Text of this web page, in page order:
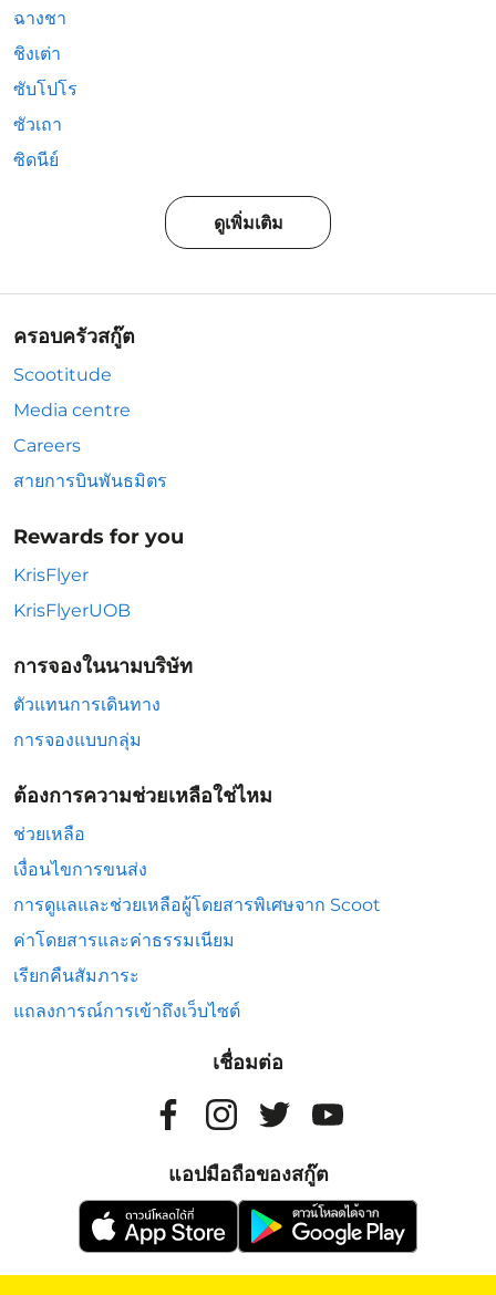
ฉางชา
ชิงเต่า
ซับโปโร
ซัวเถา
ซิดนีย์
ดูเพิ่มเติม
ครอบครัวสกู๊ต
Scootitude
Media centre
Careers
สายการบินพันธมิตร
Rewards for you
KrisFlyer
KrisFlyerUOB
การจองในนามบริษัท
ตัวแทนการเดินทาง
การจองแบบกลุ่ม
ต้องการความช่วยเหลือใช่ไหม
ช่วยเหลือ
เงื่อนไขการขนส่ง
การดูแลและช่วยเหลือผู้โดยสารพิเศษจาก Scoot
ค่าโดยสารและค่าธรรมเนียม
เรียกคืนสัมภาระ
แถลงการณ์การเข้าถึงเว็บไซต์
เชื่อมต่อ
แอปมือถือของสกู๊ต